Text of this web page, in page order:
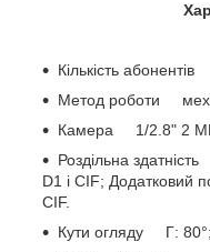
Кількість
Метод роботи
Камера 1/2.8" 2
Роздільна
D1 і CIF; Додатковий
CIF.
Кути огляду Г: